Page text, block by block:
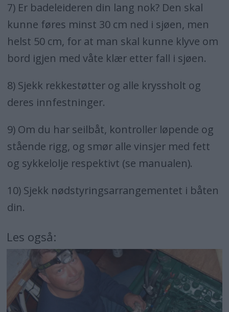
7) Er badeleideren din lang nok? Den skal
kunne føres minst 30 cm ned i sjøen, men
helst 50 cm, for at man skal kunne klyve om
bord igjen med våte klær etter fall i sjøen.
8) Sjekk rekkestøtter og alle kryssholt og
deres innfestninger.
9) Om du har seilbåt, kontroller løpende og
stående rigg, og smør alle vinsjer med fett
og sykkelolje respektivt (se manualen).
10) Sjekk nødstyringsarrangementet i båten
din.
Les også: